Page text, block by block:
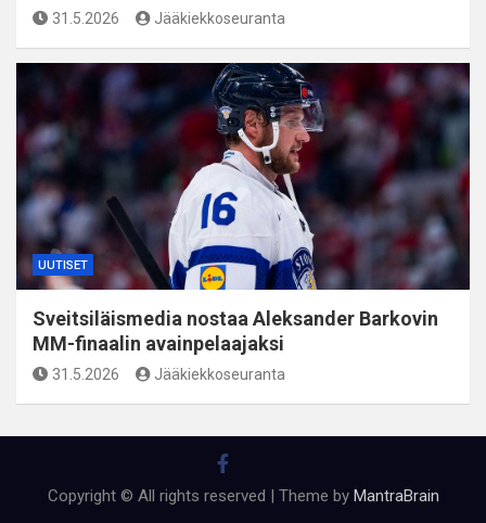
31.5.2026 Jääkiekkoseuranta
UUTISET
Sveitsiläismedia nostaa Aleksander Barkovin
MM-finaalin avainpelaajaksi
31.5.2026 Jääkiekkoseuranta
Copyright © All rights reserved | Theme by MantraBrain